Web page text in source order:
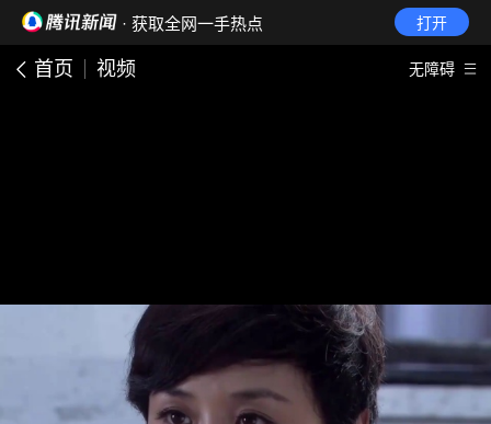
· 获取全网一手热点 打开
首页 视频 无障碍